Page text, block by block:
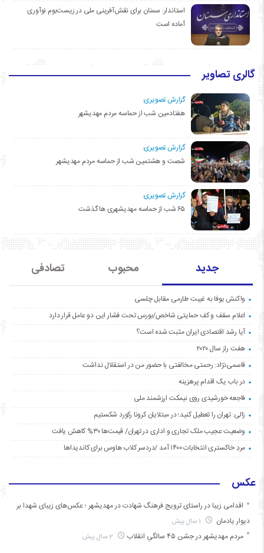
استاندار: سمنان برای نقش‌آفرینی ملی در زیست‌بوم نوآوری
آماده است
گالری تصاویر
گزارش تصویری:
هفتادمین شب از حماسه مردم مهدیشهر
گزارش تصویری:
شصت و هشتمین شب از حماسه مردم مهدیشهر
گزارش تصویری:
۶۵ شب از حماسه مهدیشهری ها گذشت
جدید محبوب تصادفی
واکنش یوفا به غیبت طارمی مقابل چلسی
اعلام سقف و کف حمایتی شاخص/بورس تحت فشار این دو عامل قرار دارد
آیا رشد اقتصادی ایران مثبت شده است؟
هفت راز سال ۲۰۲۰
قاسمی‌نژاد: رحمتی مخالفتی با حضور من در استقلال نداشت
در باب یک اقدام پرهزینه
فاجعه خورشیدی روی نیمکت ارزشمند ملی
زالی: تهران را تعطیل کنید؛ در مبتلایان کرونا رکورد شکستیم
وضعیت عجیب ملک تجاری و اداری در تهران/ قیمت‌ها ۳۰% کاهش یافت
مردِ خاکستری انتخابات ۱۴۰۰ آمد /دردسر کلاب هاوس برای کاندیداها
عکس
اقدامی زیبا در راستای ترویج فرهنگ شهادت در مهدیشهر ؛ عکس‌های زیبای شهدا بر
دیوار یادمان
مردم مهدیشهر در جشن ۴۵ سالگیِ انقلاب